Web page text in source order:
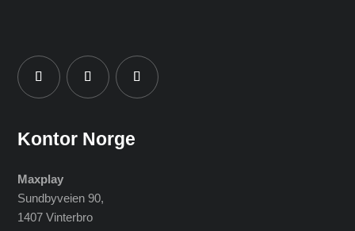
Kontor Norge
Maxplay
Sundbyveien 90,
1407 Vinterbro